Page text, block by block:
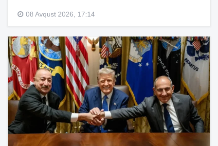
08 Avqust 2026, 17:14